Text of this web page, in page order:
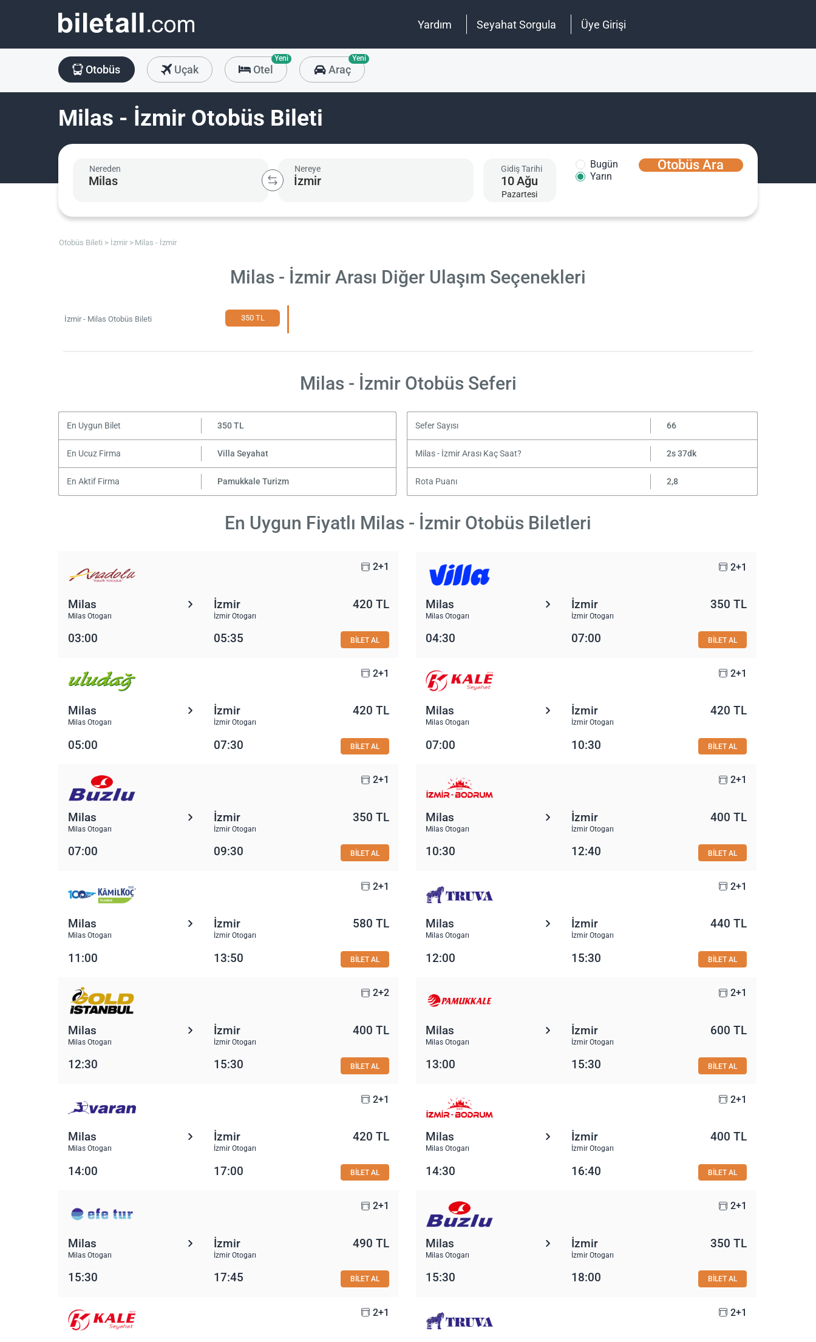
Yardım Seyahat Sorgula Üye Girişi
Otobüs Uçak Otel
Yeni
Araç
Yeni
Milas - İzmir Otobüs Bileti
Nereden Nereye Gidiş Tarihi
10Ağu
Pazartesi
Bugün
Yarın
Otobüs Ara
Otobüs Bileti İzmir Milas - İzmir
Milas - İzmir Arası Diğer Ulaşım Seçenekleri
İzmir - Milas Otobüs Bileti 350 TL
Milas - İzmir Otobüs Seferi
En Uygun Bilet 350 TL Sefer Sayısı 66
En Ucuz Firma Villa Seyahat Milas - İzmir Arası Kaç Saat? 2s 37dk
En Aktif Firma Pamukkale Turizm Rota Puanı 2,8
En Uygun Fiyatlı Milas - İzmir Otobüs Biletleri
2+1
Milas
Milas Otogarı
İzmir
İzmir Otogarı
420 TL
03:00 05:35 BİLET AL
2+1
Milas
Milas Otogarı
İzmir
İzmir Otogarı
350 TL
04:30 07:00 BİLET AL
2+1
Milas
Milas Otogarı
İzmir
İzmir Otogarı
420 TL
05:00 07:30 BİLET AL
2+1
Milas
Milas Otogarı
İzmir
İzmir Otogarı
420 TL
07:00 10:30 BİLET AL
2+1
Milas
Milas Otogarı
İzmir
İzmir Otogarı
350 TL
07:00 09:30 BİLET AL
2+1
Milas
Milas Otogarı
İzmir
İzmir Otogarı
400 TL
10:30 12:40 BİLET AL
2+1
Milas
Milas Otogarı
İzmir
İzmir Otogarı
580 TL
11:00 13:50 BİLET AL
2+1
Milas
Milas Otogarı
İzmir
İzmir Otogarı
440 TL
12:00 15:30 BİLET AL
2+2
Milas
Milas Otogarı
İzmir
İzmir Otogarı
400 TL
12:30 15:30 BİLET AL
2+1
Milas
Milas Otogarı
İzmir
İzmir Otogarı
600 TL
13:00 15:30 BİLET AL
2+1
Milas
Milas Otogarı
İzmir
İzmir Otogarı
420 TL
14:00 17:00 BİLET AL
2+1
Milas
Milas Otogarı
İzmir
İzmir Otogarı
400 TL
14:30 16:40 BİLET AL
2+1
Milas
Milas Otogarı
İzmir
İzmir Otogarı
490 TL
15:30 17:45 BİLET AL
2+1
Milas
Milas Otogarı
İzmir
İzmir Otogarı
350 TL
15:30 18:00 BİLET AL
2+1 2+1